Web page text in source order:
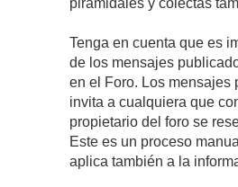
piramidales y colectas
Tenga en cuenta que es
de los mensajes
en el Foro. Los mensajes
invita a cualquiera que
propietario del foro se
Este es un proceso
aplica también a la